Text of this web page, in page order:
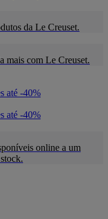
da Le Creuset.
mais com Le Creuset.
até -40%
até -40%
online a um